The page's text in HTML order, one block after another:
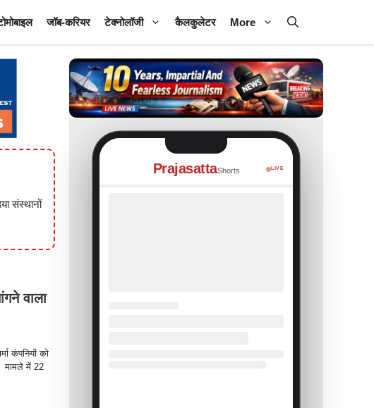
जॉब-करियर टेक्नोलॉजी कैलकुलेटर More
संस्थानों
वाला
कंपनियों को
मामले में 22
PrajasattaShorts LIVE